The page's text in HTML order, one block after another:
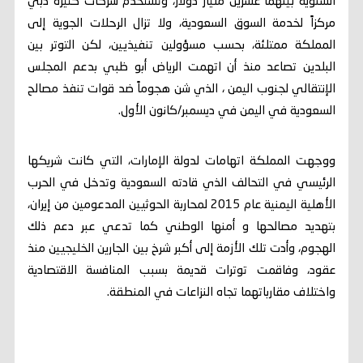
مركزاً لخدمة السوق السعودية، ولا تزال الرحلات الجوية إلى
المملكة ممتلئة، بحسب مسؤولين تنفيذيين، لكن التوتر بين
البلدين تصاعد منذ أن اتهمت الرياض أبو ظبي بدعم المجلس
الإنتقالي لجنوب اليمن ، الذي شن هجوماً ضد قوات تنفذ مصالح
السعودية في اليمن في ديسمبر/كانون الأول.
ووجهت المملكة اتهامات لدولة الإمارات، التي كانت شريكها
الرئيسي في التحالف الذي قادته السعودية وتدخل في الحرب
الأهلية اليمنية عام 2015 لمحاربة الحوثيين المدعومين من إيران،
بتهديد مصالحها و أمنها الوطني كما تدعي عبر دعم ذلك
الهجوم، وأدت تلك الأزمة إلى أكبر شرخ بين الجارين الخليجيين منذ
عقود، وفاقمت توترات قديمة بسبب المنافسة الاقتصادية
واختلاف مقارباتهما تجاه النزاعات في المنطقة.